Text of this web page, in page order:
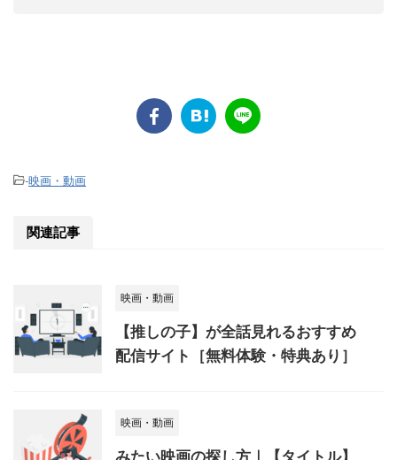
-映画・動画
関連記事
映画・動画
【推しの子】が全話見れるおすすめ
配信サイト［無料体験・特典あり］
映画・動画